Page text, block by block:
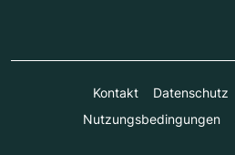
Kontakt Datenschutz
Nutzungsbedingungen